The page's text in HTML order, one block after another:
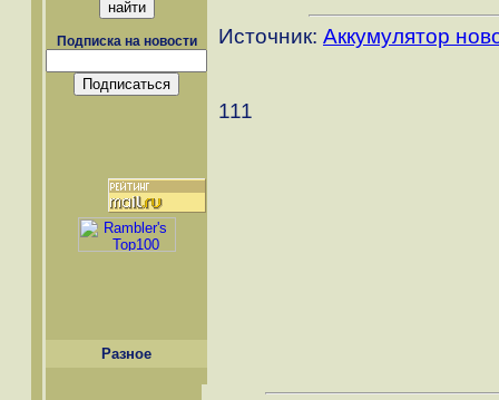
Подписка на новости
Разное
Источник: Аккумулятор
111